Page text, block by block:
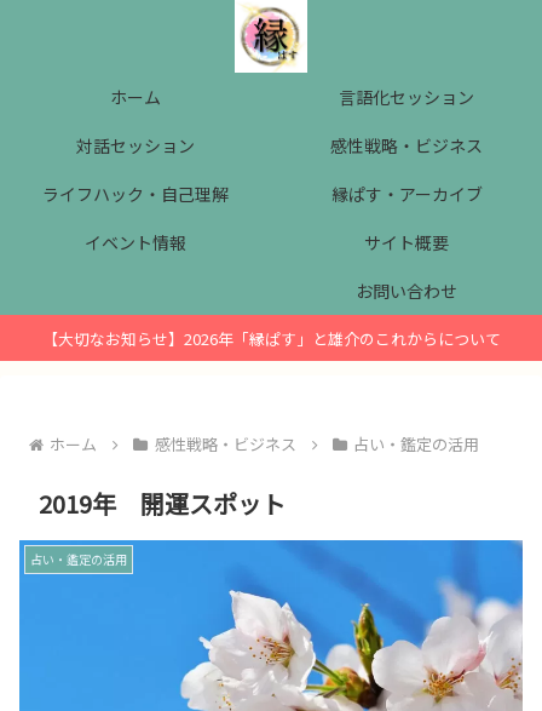
ホーム
言語化セッション
対話セッション
感性戦略・ビジネス
ライフハック・自己理解
縁ぱす・アーカイブ
イベント情報
サイト概要
お問い合わせ
【大切なお知らせ】2026年「縁ぱす」と雄介のこれからについて
ホーム 感性戦略・ビジネス 占い・鑑定の活用
2019年 開運スポット
占い・鑑定の活用